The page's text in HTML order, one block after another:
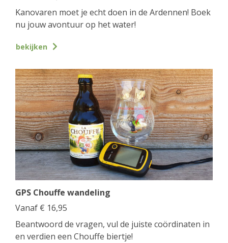
Kanovaren moet je echt doen in de Ardennen! Boek
nu jouw avontuur op het water!
bekijken
GPS Chouffe wandeling
Vanaf € 16,95
Beantwoord de vragen, vul de juiste coördinaten in
en verdien een Chouffe biertje!